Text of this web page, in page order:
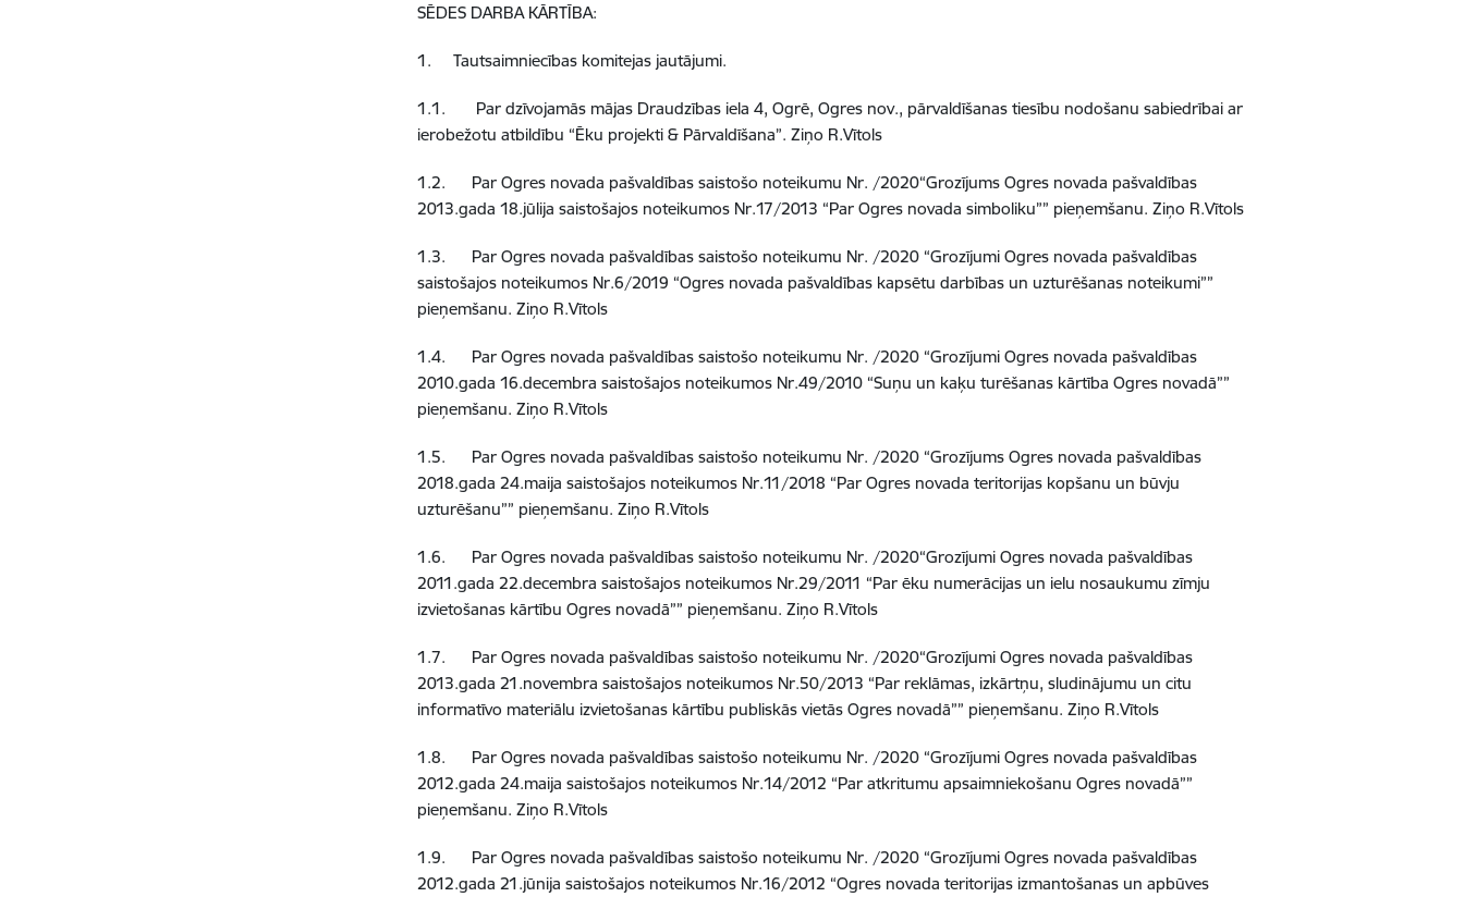
SĒDES DARBA KĀRTĪBA:
1. Tautsaimniecības komitejas jautājumi.
1.1.
Par dzīvojamās mājas Draudzības iela 4, Ogrē, Ogres nov., pārvaldīšanas tiesību nodošanu sabiedrībai ar
ierobežotu atbildību “Ēku projekti & Pārvaldīšana”. Ziņo R.Vītols
1.2.
Par Ogres novada pašvaldības saistošo noteikumu Nr. /2020“Grozījums Ogres novada pašvaldības
2013.gada 18.jūlija saistošajos noteikumos Nr.17/2013 “Par Ogres novada simboliku”” pieņemšanu. Ziņo R.Vītols
1.3.
Par Ogres novada pašvaldības saistošo noteikumu Nr. /2020 “Grozījumi Ogres novada pašvaldības
saistošajos noteikumos Nr.6/2019 “Ogres novada pašvaldības kapsētu darbības un uzturēšanas noteikumi””
pieņemšanu. Ziņo R.Vītols
1.4.
Par Ogres novada pašvaldības saistošo noteikumu Nr. /2020 “Grozījumi Ogres novada pašvaldības
2010.gada 16.decembra saistošajos noteikumos Nr.49/2010 “Suņu un kaķu turēšanas kārtība Ogres novadā””
pieņemšanu. Ziņo R.Vītols
1.5.
Par Ogres novada pašvaldības saistošo noteikumu Nr. /2020 “Grozījums Ogres novada pašvaldības
2018.gada 24.maija saistošajos noteikumos Nr.11/2018 “Par Ogres novada teritorijas kopšanu un būvju
uzturēšanu”” pieņemšanu. Ziņo R.Vītols
1.6.
Par Ogres novada pašvaldības saistošo noteikumu Nr. /2020“Grozījumi Ogres novada pašvaldības
2011.gada 22.decembra saistošajos noteikumos Nr.29/2011 “Par ēku numerācijas un ielu nosaukumu zīmju
izvietošanas kārtību Ogres novadā”” pieņemšanu. Ziņo R.Vītols
1.7.
Par Ogres novada pašvaldības saistošo noteikumu Nr. /2020“Grozījumi Ogres novada pašvaldības
2013.gada 21.novembra saistošajos noteikumos Nr.50/2013 “Par reklāmas, izkārtņu, sludinājumu un citu
informatīvo materiālu izvietošanas kārtību publiskās vietās Ogres novadā”” pieņemšanu. Ziņo R.Vītols
1.8.
Par Ogres novada pašvaldības saistošo noteikumu Nr. /2020 “Grozījumi Ogres novada pašvaldības
2012.gada 24.maija saistošajos noteikumos Nr.14/2012 “Par atkritumu apsaimniekošanu Ogres novadā””
pieņemšanu. Ziņo R.Vītols
1.9.
Par Ogres novada pašvaldības saistošo noteikumu Nr. /2020 “Grozījumi Ogres novada pašvaldības
2012.gada 21.jūnija saistošajos noteikumos Nr.16/2012 “Ogres novada teritorijas izmantošanas un apbūves